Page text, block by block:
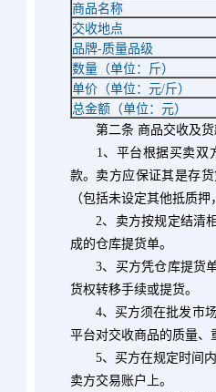
商品名称
交收地点
品牌-质量品级
数量（单位：斤）
单价（单位：元/斤）
总金额（单位：元）
第二条 商品交收及
1、平台根据买卖双
款。卖方应保证其是存
（包括未设定其他抵质
2、卖方按规定结清
成的仓库提货单。
3、买方凭仓库提货
货权转移手续或提货。
4、买方须在批发市
平台对交收商品的质量、
5、买方在规定时间
卖方交易账户上。